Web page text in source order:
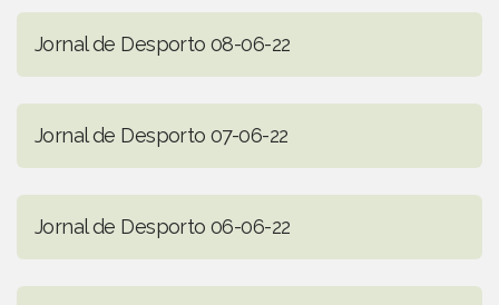
Jornal de Desporto 08-06-22
Jornal de Desporto 07-06-22
Jornal de Desporto 06-06-22